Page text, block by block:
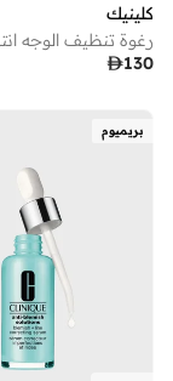
كلينيك
130
بريميوم